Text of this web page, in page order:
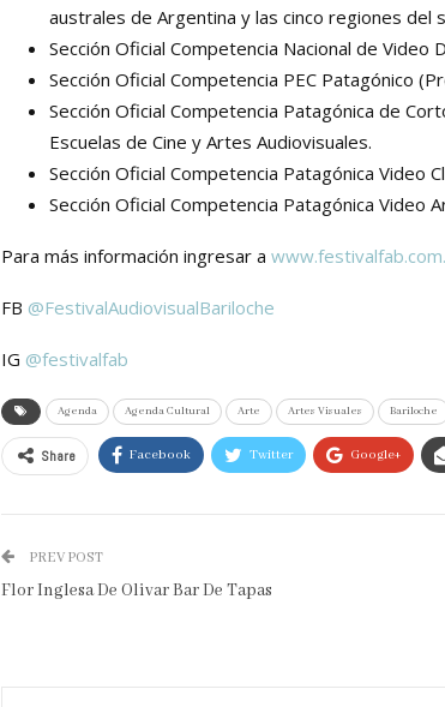
australes de Argentina y las cinco regiones del
Sección Oficial Competencia Nacional de Video
Sección Oficial Competencia PEC Patagónico
Sección Oficial Competencia Patagónica de
Escuelas de Cine y Artes Audiovisuales.
Sección Oficial Competencia Patagónica Video
Sección Oficial Competencia Patagónica Video
Para más información ingresar a
FB @FestivalAudiovisualBariloche
IG @festivalfab
Agenda Agenda Cultural Arte Artes Visuales Bariloche
Share Facebook Twitter Google+
PREV POST
Flor Inglesa De Olivar Bar De Tapas